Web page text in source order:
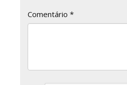
Comentário *